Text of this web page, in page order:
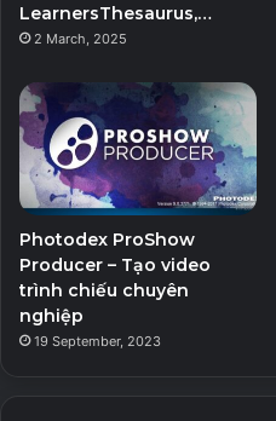
LearnersThesaurus,…
2 March, 2025
Photodex ProShow
Producer – Tạo video
trình chiếu chuyên
nghiệp
19 September, 2023